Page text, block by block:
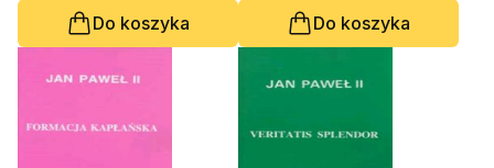
Do koszyka
Do koszyka